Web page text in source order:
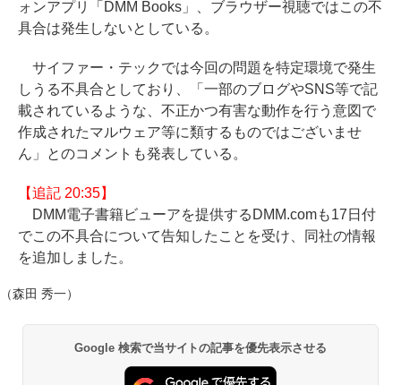
ォンアプリ「DMM Books」、ブラウザー視聴ではこの不
具合は発生しないとしている。
サイファー・テックでは今回の問題を特定環境で発生
しうる不具合としており、「一部のブログやSNS等で記
載されているような、不正かつ有害な動作を行う意図で
作成されたマルウェア等に類するものではございませ
ん」とのコメントも発表している。
【追記 20:35】
DMM電子書籍ビューアを提供するDMM.comも17日付
でこの不具合について告知したことを受け、同社の情報
を追加しました。
（森田 秀一）
Google 検索で当サイトの記事を優先表示させる